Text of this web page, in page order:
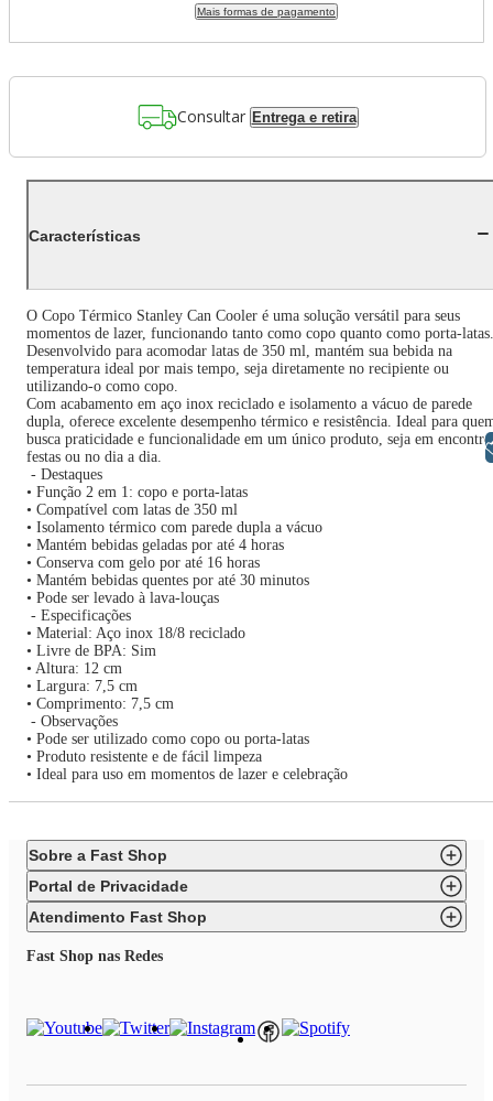
Mais formas de pagamento
Consultar Entrega e retira
Características
O Copo Térmico Stanley Can Cooler é uma solução versátil para seus
momentos de lazer, funcionando tanto como copo quanto como porta-latas.
Desenvolvido para acomodar latas de 350 ml, mantém sua bebida na
temperatura ideal por mais tempo, seja diretamente no recipiente ou
utilizando-o como copo.
Com acabamento em aço inox reciclado e isolamento a vácuo de parede
dupla, oferece excelente desempenho térmico e resistência. Ideal para
busca praticidade e funcionalidade em um único produto, seja em
festas ou no dia a dia.
- Destaques
• Função 2 em 1: copo e porta-latas
• Compatível com latas de 350 ml
• Isolamento térmico com parede dupla a vácuo
• Mantém bebidas geladas por até 4 horas
• Conserva com gelo por até 16 horas
• Mantém bebidas quentes por até 30 minutos
• Pode ser levado à lava-louças
- Especificações
• Material: Aço inox 18/8 reciclado
• Livre de BPA: Sim
• Altura: 12 cm
• Largura: 7,5 cm
• Comprimento: 7,5 cm
- Observações
• Pode ser utilizado como copo ou porta-latas
• Produto resistente e de fácil limpeza
• Ideal para uso em momentos de lazer e celebração
Sobre a Fast Shop
Portal de Privacidade
Atendimento Fast Shop
Fast Shop nas Redes
Libras